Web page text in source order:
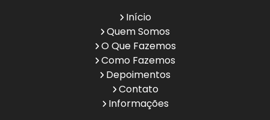
Início
Quem Somos
O Que Fazemos
Como Fazemos
Depoimentos
Contato
Informações